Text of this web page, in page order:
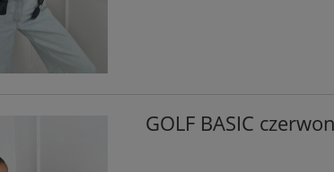
GOLF BASIC